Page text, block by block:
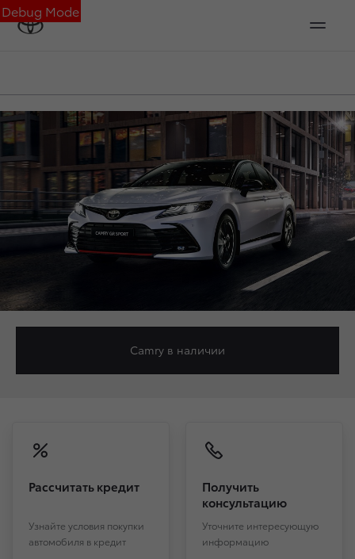
Debug Mode
Camry в наличии
Рассчитать кредит
Узнайте условия покупки
автомобиля в кредит
Получить
консультацию
Уточните интересующую
информацию